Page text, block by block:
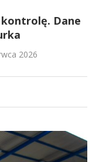
kontrolę. Dane
2026